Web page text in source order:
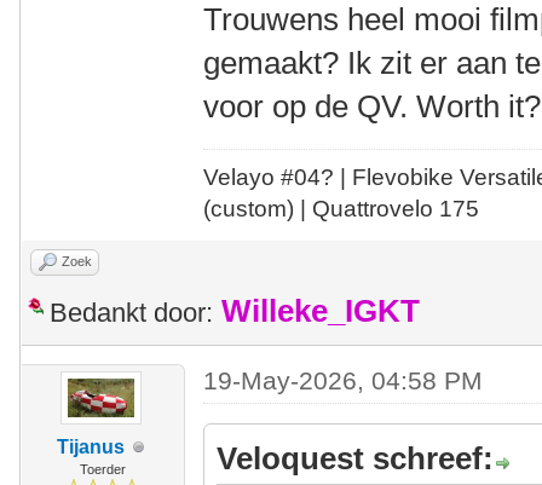
Trouwens heel mooi
gemaakt? Ik zit er aan
voor op de QV. Worth it?
Velayo #04? | Flevobike
(custom) | Quattrovelo 175
Zoek
Bedankt door: Willeke_IGKT
Tijanus
Toerder
19-May-2026, 04:58 PM
Veloquest schreef: